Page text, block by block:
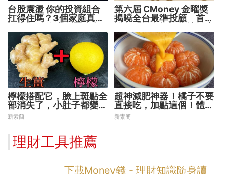
台股震盪 你的投資組合
扛得住嗎？3個家庭真實
傷
第六屆 CMoney 金曜獎
揭曉全台最準投顧 首度
用 助攻投顧、投信打造
下一代
檸檬搭配它，臉上斑點全
部消失了，小肚子都變平
坦了
新素簡
超神減肥神器！橘子不要
直接吃，加點這個！體重
天天下降
新素簡
理財工具推薦
下載Money錢 - 理財知識隨身讀